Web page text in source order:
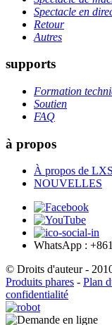
Spectacle en
Retour
Autres
supports
Formation
Soutien
FAQ
à propos
À propos de
NOUVELLES
WhatsApp :
© Droits d'auteur -
Produits phares - Plan
confidentialité